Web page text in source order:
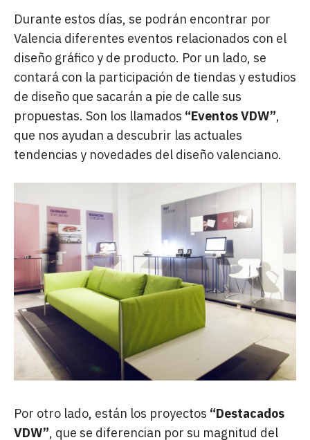
Durante estos días, se podrán encontrar por
Valencia diferentes eventos relacionados con el
diseño gráfico y de producto. Por un lado, se
contará con la participación de tiendas y estudios
de diseño que sacarán a pie de calle sus
propuestas. Son los llamados “Eventos VDW”,
que nos ayudan a descubrir las actuales
tendencias y novedades del diseño valenciano.
Por otro lado, están los proyectos “Destacados
VDW”, que se diferencian por su magnitud del